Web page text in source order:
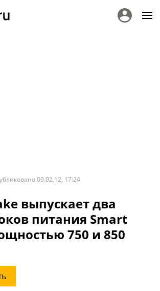
09.02.12, 17:24
выпускает два
питания Smart
750 и 850